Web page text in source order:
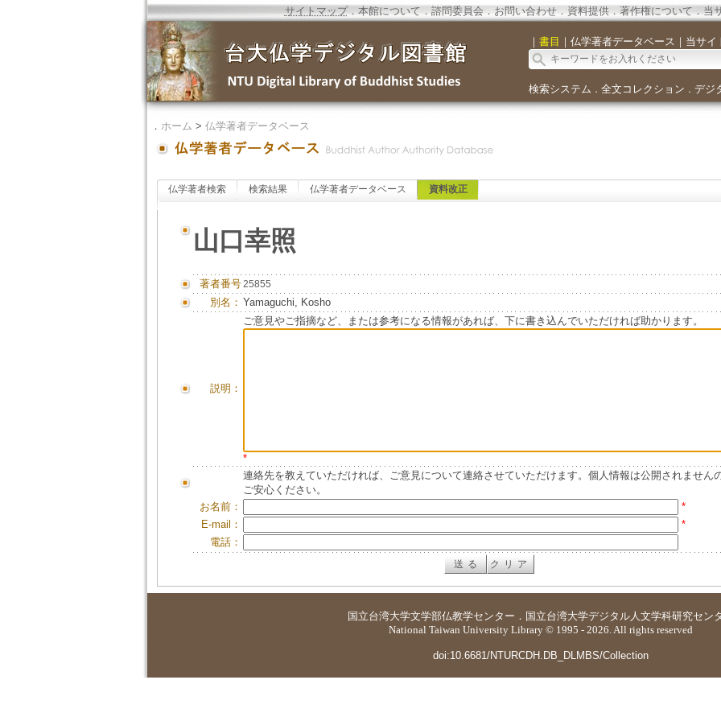
サイトマップ．本館について．諮問委員会． お問い合わせ． 資料提供．著作権について．当
｜ 書目 ｜ 仏学著者データベース ｜ 当サイ
検索システム ． 全文コレクション ． デジ
． ホーム > 仏学著者データベース
仏学著者検索 検索結果 仏学著者データベース 資料改正
山口幸照
著者番号25855
別名： Yamaguchi, Kosho
説明：
ご意見やご指摘など、または参考になる情報があれば、下に書き込んでいただければ助かります。
*
連絡先を教えていただければ、ご意見について連絡させていただけます。個人情報は公開されません
ご安心ください。
お名前：
*
E-mail：
*
電話：
国立台湾大学文学部仏教学センター ． 国立台湾大学デジタル人文学科研究セン
National Taiwan University Library © 1995 - 2026. All rights reserved
doi:10.6681/NTURCDH.DB_DLMBS/Collection